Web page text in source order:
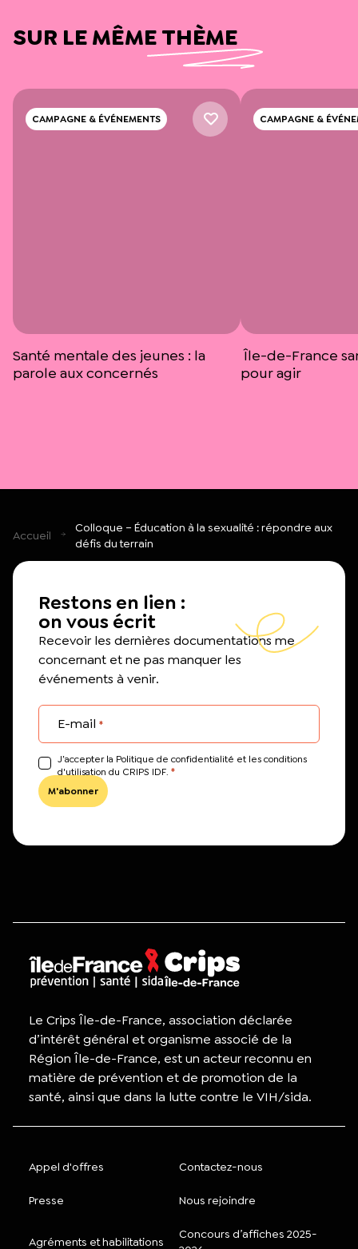
SUR LE MÊME THÈME
CAMPAGNE & ÉVÉNEMENTS
Santé mentale des jeunes : la
parole aux concernés
CAMPAGNE &
Île-de-France
pour agir
Accueil
Colloque – Éducation à la sexualité : répondre aux
défis du terrain
Restons en lien :
on vous écrit
Recevoir les dernières documentations me
concernant et ne pas manquer les
événements à venir.
E-mail *
J’accepter la Politique de confidentialité et les conditions
d'utilisation du CRIPS IDF. *
Le Crips Île-de-France, association déclarée
d’intérêt général et organisme associé de la
Région Île-de-France, est un acteur reconnu en
matière de prévention et de promotion de la
santé, ainsi que dans la lutte contre le VIH/sida.
Appel d'offres Contactez-nous
Presse Nous rejoindre
Agréments et habilitations
Concours d’affiches 2025-